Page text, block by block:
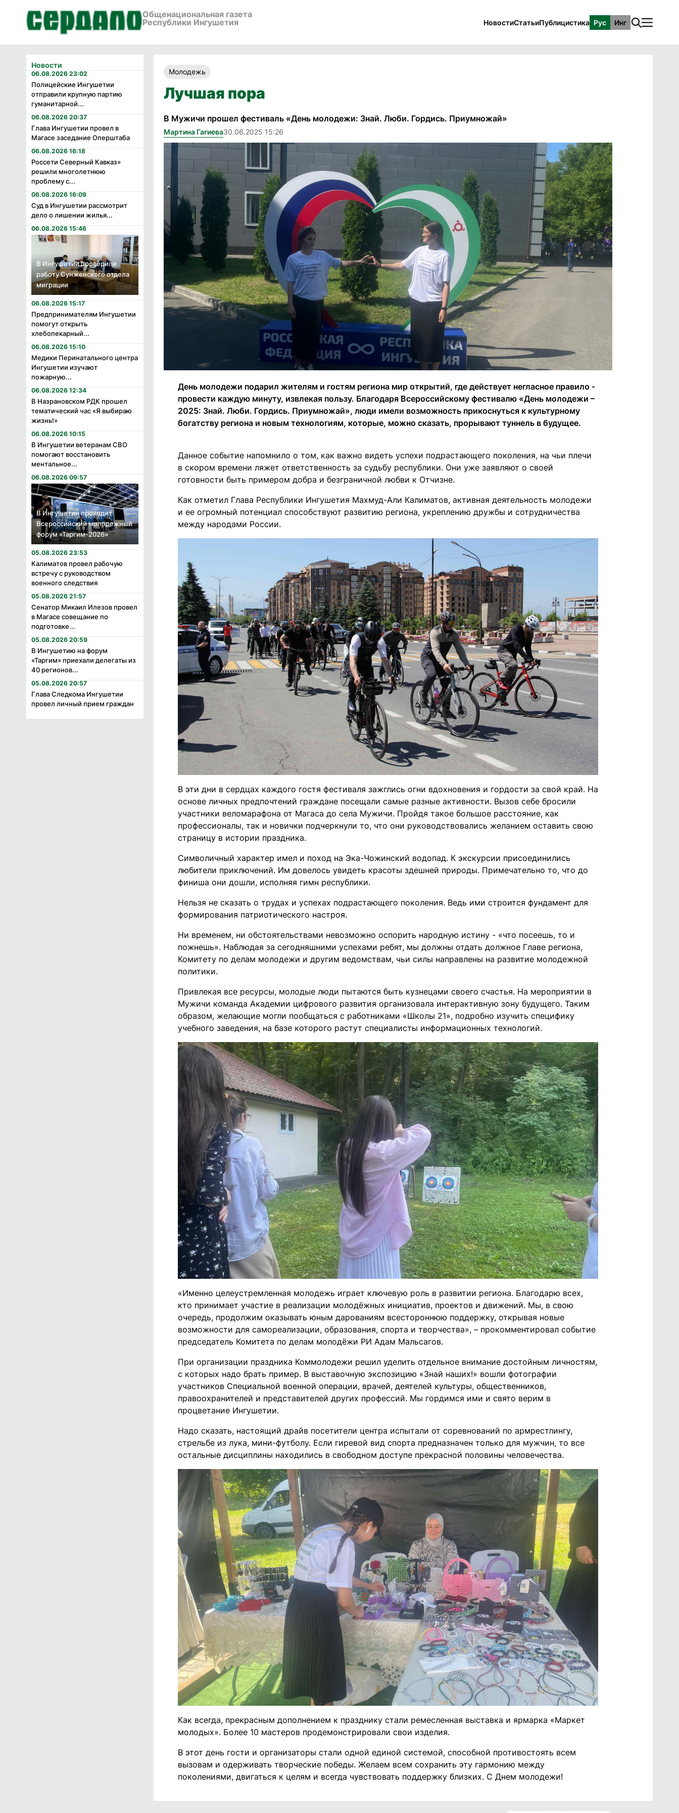
Общенациональная газета
Республики Ингушетия
НовостиСтатьиПублицистика Рус Инг
Новости
06.08.2026 23:02
Полицейские Ингушетии
отправили крупную партию
гуманитарной...
06.08.2026 20:37
Глава Ингушетии провел в
Магасе заседание Оперштаба
06.08.2026 16:18
Россети Северный Кавказ»
решили многолетнюю
проблему с...
06.08.2026 16:09
Суд в Ингушетии рассмотрит
дело о лишении жилья...
06.08.2026 15:46
В Ингушетии проверили
работу Сунженского отдела
миграции
06.08.2026 15:17
Предпринимателям Ингушетии
помогут открыть
хлебопекарный...
06.08.2026 15:10
Медики Перинатального центра
Ингушетии изучают
пожарную...
06.08.2026 12:34
В Назрановском РДК прошел
тематический час «Я выбираю
жизнь!»
06.08.2026 10:15
В Ингушетии ветеранам СВО
помогают восстановить
ментальное...
06.08.2026 09:57
В Ингушетии проходит
Всероссийский молодежный
форум «Таргим-2026»
05.08.2026 23:53
Калиматов провел рабочую
встречу с руководством
военного следствия
05.08.2026 21:57
Сенатор Микаил Илезов провел
в Магасе совещание по
подготовке...
05.08.2026 20:59
В Ингушетию на форум
«Таргим» приехали делегаты из
40 регионов...
05.08.2026 20:57
Глава Следкома Ингушетии
провел личный прием граждан
Молодежь
Лучшая пора
В Мужичи прошел фестиваль «День молодежи: Знай. Люби. Гордись. Приумножай»
Мартина Гагиева30.06.2025 15:26
День молодежи подарил жителям и гостям региона мир открытий, где действует негласное правило -
провести каждую минуту, извлекая пользу. Благодаря Всероссийскому фестивалю «День молодежи –
2025: Знай. Люби. Гордись. Приумножай», люди имели возможность прикоснуться к культурному
богатству региона и новым технологиям, которые, можно сказать, прорывают туннель в будущее.
Данное событие напомнило о том, как важно видеть успехи подрастающего поколения, на чьи плечи
в скором времени ляжет ответственность за судьбу республики. Они уже заявляют о своей
готовности быть примером добра и безграничной любви к Отчизне.
Как отметил Глава Республики Ингушетия Махмуд-Али Калиматов, активная деятельность молодежи
и ее огромный потенциал способствуют развитию региона, укреплению дружбы и сотрудничества
между народами России.
В эти дни в сердцах каждого гостя фестиваля зажглись огни вдохновения и гордости за свой край. На
основе личных предпочтений граждане посещали самые разные активности. Вызов себе бросили
участники веломарафона от Магаса до села Мужичи. Пройдя такое большое расстояние, как
профессионалы, так и новички подчеркнули то, что они руководствовались желанием оставить свою
страницу в истории праздника.
Символичный характер имел и поход на Эка-Чожинский водопад. К экскурсии присоединились
любители приключений. Им довелось увидеть красоты здешней природы. Примечательно то, что до
финиша они дошли, исполняя гимн республики.
Нельзя не сказать о трудах и успехах подрастающего поколения. Ведь ими строится фундамент для
формирования патриотического настроя.
Ни временем, ни обстоятельствами невозможно оспорить народную истину - «что посеешь, то и
пожнешь». Наблюдая за сегодняшними успехами ребят, мы должны отдать должное Главе региона,
Комитету по делам молодежи и другим ведомствам, чьи силы направлены на развитие молодежной
политики.
Привлекая все ресурсы, молодые люди пытаются быть кузнецами своего счастья. На мероприятии в
Мужичи команда Академии цифрового развития организовала интерактивную зону будущего. Таким
образом, желающие могли пообщаться с работниками «Школы 21», подробно изучить специфику
учебного заведения, на базе которого растут специалисты информационных технологий.
«Именно целеустремленная молодежь играет ключевую роль в развитии региона. Благодарю всех,
кто принимает участие в реализации молодёжных инициатив, проектов и движений. Мы, в свою
очередь, продолжим оказывать юным дарованиям всестороннюю поддержку, открывая новые
возможности для самореализации, образования, спорта и творчества», – прокомментировал событие
председатель Комитета по делам молодёжи РИ Адам Мальсагов.
При организации праздника Коммолодежи решил уделить отдельное внимание достойным личностям,
с которых надо брать пример. В выставочную экспозицию «Знай наших!» вошли фотографии
участников Специальной военной операции, врачей, деятелей культуры, общественников,
правоохранителей и представителей других профессий. Мы гордимся ими и свято верим в
процветание Ингушетии.
Надо сказать, настоящий драйв посетители центра испытали от соревнований по армрестлингу,
стрельбе из лука, мини-футболу. Если гиревой вид спорта предназначен только для мужчин, то все
остальные дисциплины находились в свободном доступе прекрасной половины человечества.
Как всегда, прекрасным дополнением к празднику стали ремесленная выставка и ярмарка «Маркет
молодых». Более 10 мастеров продемонстрировали свои изделия.
В этот день гости и организаторы стали одной единой системой, способной противостоять всем
вызовам и одерживать творческие победы. Желаем всем сохранить эту гармонию между
поколениями, двигаться к целям и всегда чувствовать поддержку близких. С Днем молодежи!